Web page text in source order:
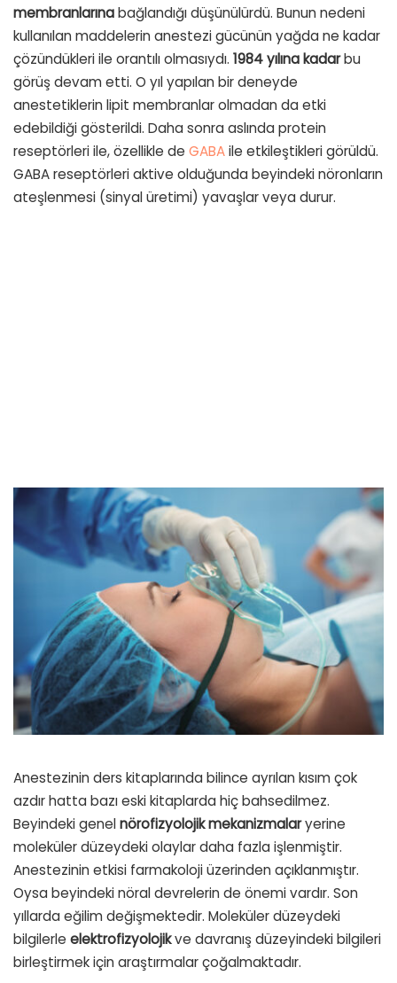
membranlarınabağlandığı düşünülürdü. Bunun nedeni
kullanılan maddelerin anestezi gücünün yağda ne kadar
çözündükleri ile orantılı olmasıydı. 1984 yılına kadarbu
görüş devam etti. O yıl yapılan bir deneyde
anestetiklerin lipit membranlar olmadan da etki
edebildiği gösterildi. Daha sonra aslında protein
reseptörleri ile, özellikle de GABAile etkileştikleri görüldü.
GABA reseptörleri aktive olduğunda beyindeki nöronların
ateşlenmesi (sinyal üretimi) yavaşlar veya durur.
Anestezinin ders kitaplarında bilince ayrılan kısım çok
azdır hatta bazı eski kitaplarda hiç bahsedilmez.
Beyindeki genelnörofizyolojikmekanizmalaryerine
moleküler düzeydeki olaylar daha fazla işlenmiştir.
Anestezinin etkisi farmakoloji üzerinden açıklanmıştır.
Oysa beyindeki nöral devrelerin de önemi vardır. Son
yıllarda eğilim değişmektedir. Moleküler düzeydeki
bilgilerle elektrofizyolojikve davranış düzeyindeki bilgileri
birleştirmek için araştırmalar çoğalmaktadır.